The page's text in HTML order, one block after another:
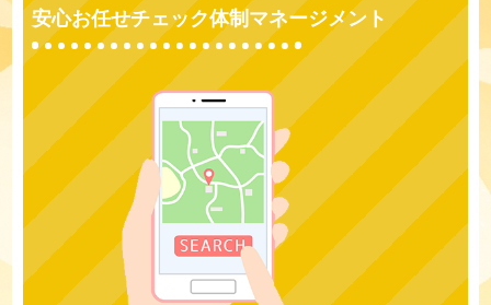
安心お任せチェック体制マネージメント